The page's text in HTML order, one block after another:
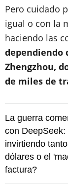
Pero cuidado
igual o con la
haciendo las
dependiendo
Zhengzhou,
de miles de
La guerra
con
invirtiendo
dólares o el
factura?